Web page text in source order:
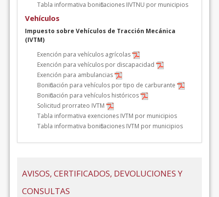
Tabla informativa bonificaciones IIVTNU por municipios
Vehículos
Impuesto sobre Vehículos de Tracción Mecánica
(IVTM)
Exención para vehículos agrícolas
Exención para vehículos por discapacidad
Exención para ambulancias
Bonificación para vehículos por tipo de carburante
Bonificación para vehículos históricos
Solicitud prorrateo IVTM
Tabla informativa exenciones IVTM por municipios
Tabla informativa bonificaciones IVTM por municipios
AVISOS, CERTIFICADOS, DEVOLUCIONES Y
CONSULTAS